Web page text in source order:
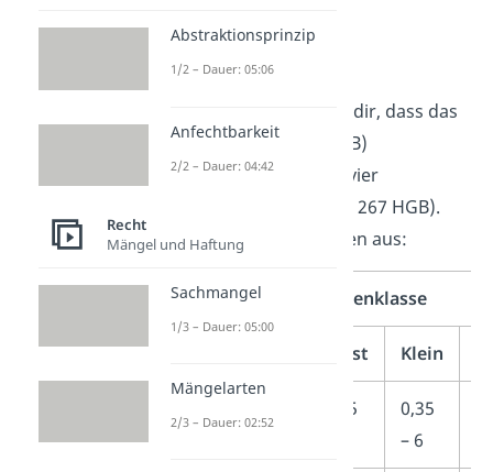
Größenklassen
Ein Blick ins Gesetz zeigt dir, dass das
Handelsgesetzbuch
(HGB)
Kapitalgesellschaften in vier
Größenklassen einteilt (§ 267 HGB).
Das sieht folgendermaßen aus:
Größenklasse
Kleinst Klein
≤ 0,35
0,35
– 6
Abstraktionsprinzip
1/2 – Dauer: 05:06
Anfechtbarkeit
2/2 – Dauer: 04:42
Recht
Mängel und Haftung
Sachmangel
1/3 – Dauer: 05:00
Mängelarten
2/3 – Dauer: 02:52